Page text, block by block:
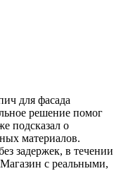
для фасада
решение помог
подсказал о
материалов.
задержек, в течении
с реальными,